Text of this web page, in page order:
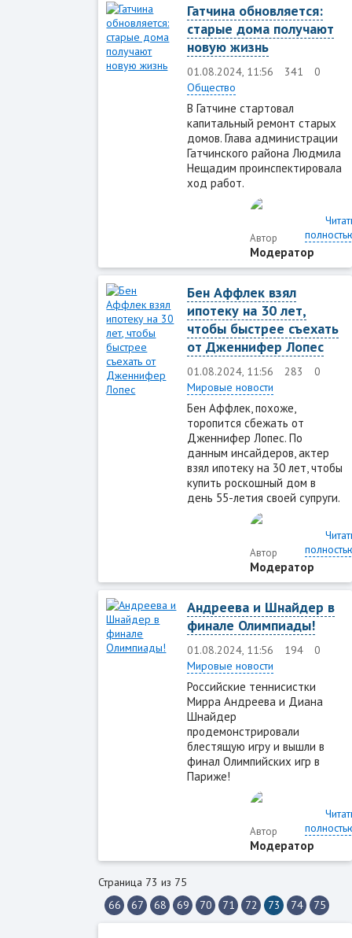
Гатчина обновляется:
старые дома получают
новую жизнь
01.08.2024, 11:56 341
0
Общество
В Гатчине стартовал
капитальный ремонт старых
домов. Глава администрации
Гатчинского района Людмила
Нещадим проинспектировала
ход работ.
Автор
Модератор
Бен Аффлек взял
ипотеку на 30 лет,
чтобы быстрее съехать
от Дженнифер Лопес
01.08.2024, 11:56 283
0
Мировые новости
Бен Аффлек, похоже,
торопится сбежать от
Дженнифер Лопес. По
данным инсайдеров, актер
взял ипотеку на 30 лет, чтобы
купить роскошный дом в
день 55-летия своей супруги.
Автор
Модератор
Андреева и Шнайдер в
финале Олимпиады!
01.08.2024, 11:56 194
0
Мировые новости
Российские теннисистки
Мирра Андреева и Диана
Шнайдер
продемонстрировали
блестящую игру и вышли в
финал Олимпийских игр в
Париже!
Автор
Модератор
Страница 73 из 75
66
67 68 69 70 71 72 73 74 75